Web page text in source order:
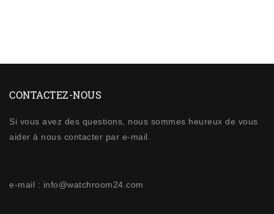
CONTACTEZ-NOUS
Si vous avez des questions, nous sommes heureux de vous
aider à nous contacter par e-mail.
e-mail : info@watchroom24.com